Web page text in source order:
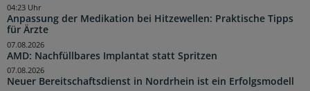
Anpassung der Medikation bei Hitzewellen: Praktische Tipps
für Ärzte
04:23 Uhr
AMD: Nachfüllbares Implantat statt Spritzen
07.08.2026
Neuer Bereitschaftsdienst in Nordrhein ist ein Erfolgsmodell
07.08.2026